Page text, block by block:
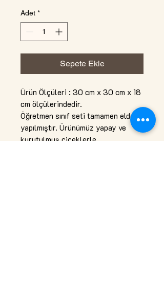
Adet *
Sepete Ekle
Ürün Ölçüleri : 30 cm x 30 cm x 18
cm ölçülerindedir.
Öğretmen sınıf seti tamamen elde
yapılmıştır. Ürünümüz yapay ve
kurutulmuş çiçeklerle